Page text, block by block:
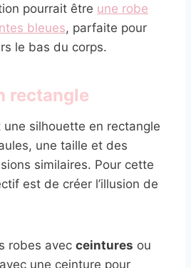
pourrait être une robe
bleues, parfaite pour
le bas du corps.
rectangle
silhouette en rectangle
une taille et des
similaires. Pour cette
est de créer l’illusion de
robes avec ceintures ou
une ceinture pour